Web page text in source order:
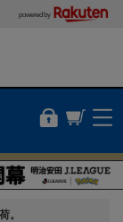
powered by
。